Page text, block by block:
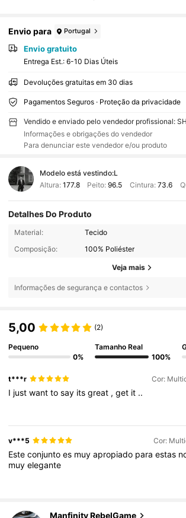
Envio para Portugal
Envio gratuito
Entrega Est.: 6-10 Dias Úteis
Devoluções gratuitas em 30 dias
Pagamentos Seguros · Proteção da privacidade
Vendido e enviado pelo vendedor profissional:
Informações e obrigações do vendedor
Para denunciar este vendedor e/ou produto
Modelo está vestindo:L
Altura: 177.8 Peito:96.5 Cintura: 73.6
Detalhes Do Produto
Material:
Tecido
Composição:
100% Poliéster
Veja mais
Informações de segurança e contactos
5,00 (2)
Pequeno
0%
Tamanho Real
100%
t***r Cor:
I justwanttosay itsgreat ,get it ..
v***5 Cor:
Esteconjuntoes muyapropiado paraestas
muyelegante
Manfinity RebelGame